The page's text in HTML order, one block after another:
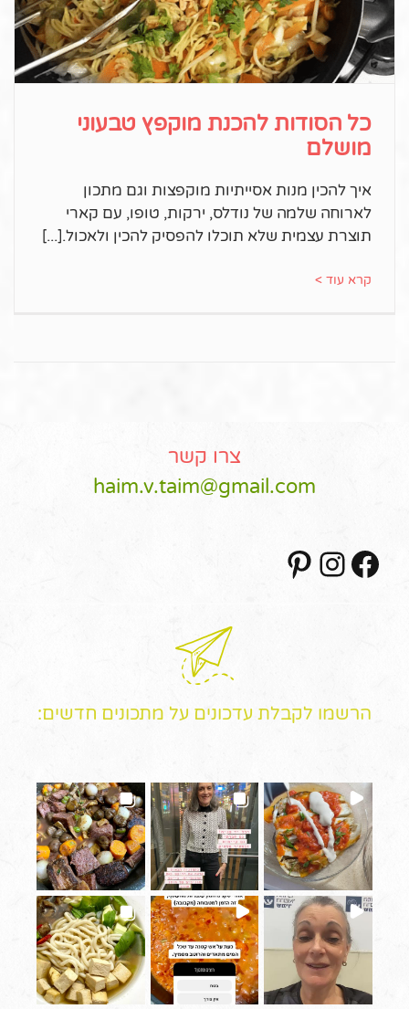
כל הסודות להכנת מוקפץ טבעוני
מושלם
איך להכין מנות אסייתיות מוקפצות וגם מתכון
לארוחה שלמה של נודלס, ירקות, טופו, עם קארי
תוצרת עצמית שלא תוכלו להפסיק להכין ולאכול.
קרא עוד >
צרו קשר
haim.v.taim@gmail.com
Facebook
Instagram
הרשמו לקבלת עדכונים על מתכונים חדשים: